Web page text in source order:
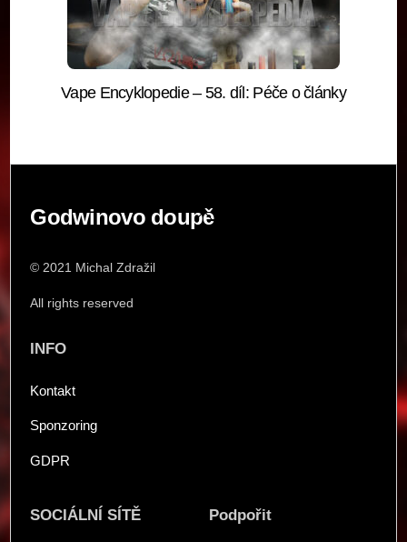
Vape Encyklopedie – 58. díl: Péče o články
Back
Godwinovo doupě
© 2021 Michal Zdražil
All rights reserved
INFO
Kontakt
Sponzoring
GDPR
SOCIÁLNÍ SÍTĚ Podpořit